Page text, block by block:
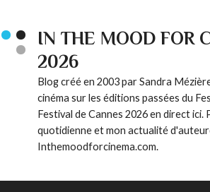
IN THE MOOD FOR
2026
Blog créé en 2003 par Sandra
cinéma sur les éditions passées du
Festival de Cannes 2026 en direct ici.
quotidienne et mon actualité
Inthemoodforcinema.com.